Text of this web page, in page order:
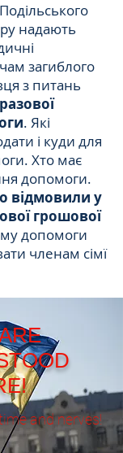
надають
загиблого
з питань
. Які
і куди для
Хто має
допомоги.
відмовили у
грошової
допомоги
членам сімї
and nerves!